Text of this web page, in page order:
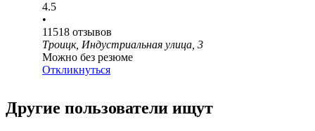
4.5
•
11518 отзывов
Троицк, Индустриальная улица, 3
Можно без резюме
Откликнуться
Другие пользователи ищут